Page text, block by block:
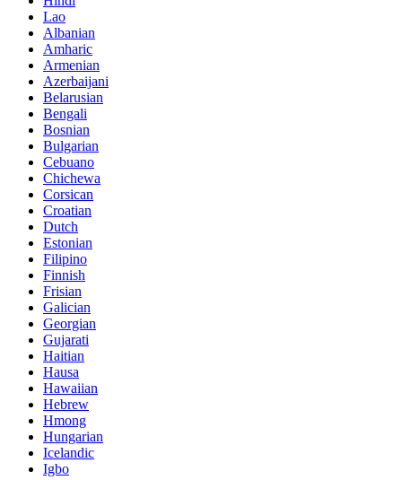
Lao
Albanian
Amharic
Armenian
Azerbaijani
Belarusian
Bengali
Bosnian
Bulgarian
Cebuano
Chichewa
Corsican
Croatian
Dutch
Estonian
Filipino
Finnish
Frisian
Galician
Georgian
Gujarati
Haitian
Hausa
Hawaiian
Hebrew
Hmong
Hungarian
Icelandic
Igbo